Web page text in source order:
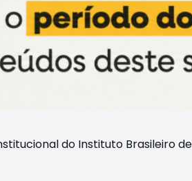
do Instituto Brasileiro